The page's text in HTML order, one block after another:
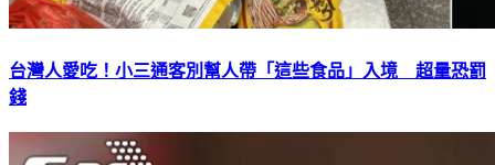
台灣人愛吃！小三通客別幫人帶「這些食品」入境 超量恐罰
錢